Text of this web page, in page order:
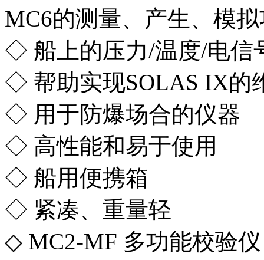
MC6的测量、产生、模
◇ 船上的压力/温度/电信
◇ 帮助实现SOLAS IX的
◇ 用于防爆场合的仪器
◇ 高性能和易于使用
◇ 船用便携箱
◇ 紧凑、重量轻
◇ MC2-MF 多功能校验仪